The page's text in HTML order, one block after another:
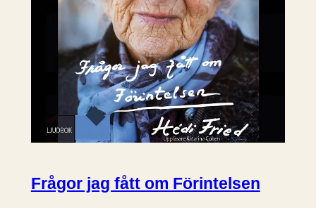
Frågor jag fått om Förintelsen